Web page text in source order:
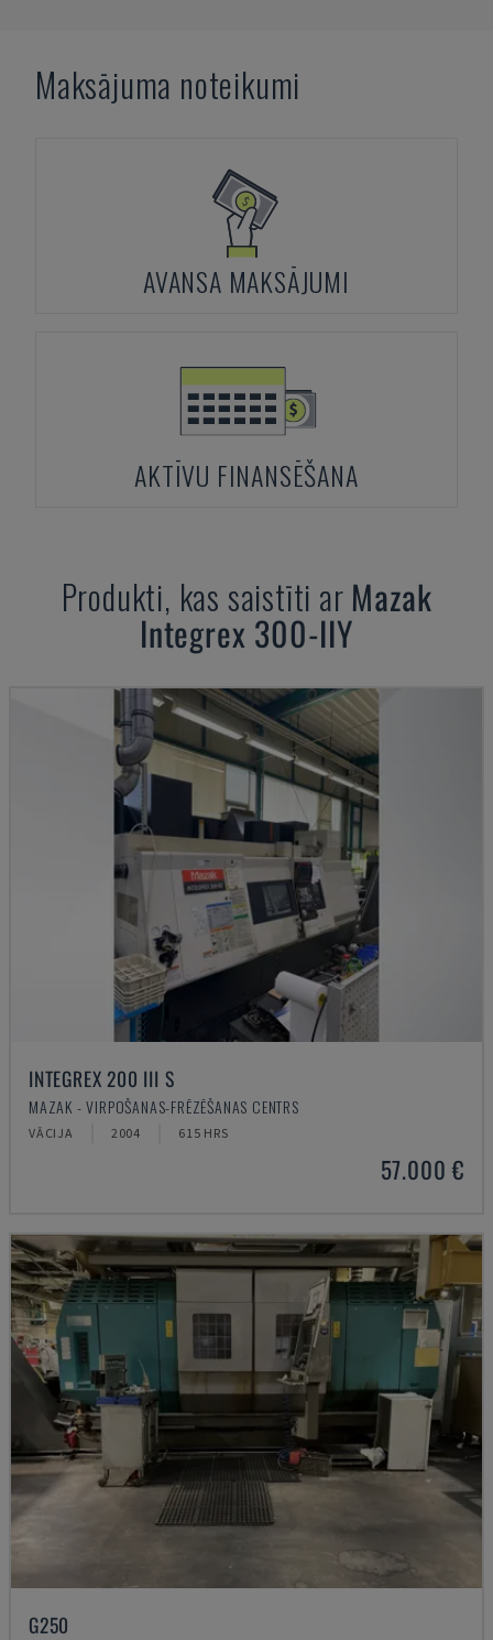
Maksājuma noteikumi
AVANSA MAKSĀJUMI
AKTĪVU FINANSĒŠANA
Produkti, kas saistīti ar Mazak
Integrex 300-IIY
INTEGREX 200 III S
MAZAK - VIRPOŠANAS-FRĒZĒŠANAS CENTRS
VĀCIJA 2004 615 HRS
57.000 €
G250